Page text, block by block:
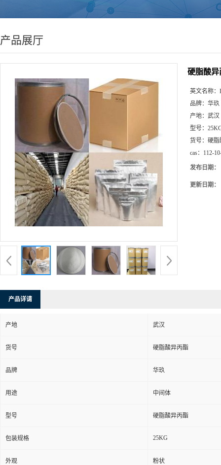
产品展厅
硬脂酸异
英文名称：
品牌： 华玖
产地： 武汉
型号：
货号： 硬脂
cas： 112-
发布日期：
更新日期：
产品详请
产地 武汉
货号 硬脂酸异丙酯
品牌 华玖
用途 中间体
型号 硬脂酸异丙酯
包装规格 25KG
外观 粉状